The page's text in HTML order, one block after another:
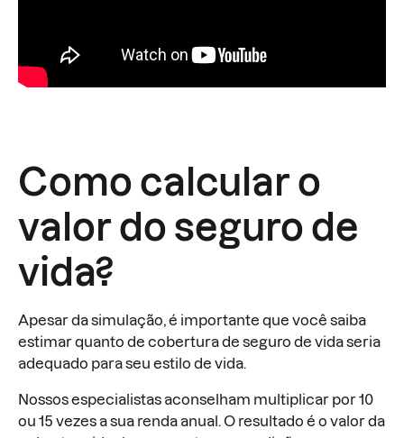
Como calcular o
valor do seguro de
vida?
Apesar da simulação, é importante que você saiba
estimar quanto de cobertura de seguro de vida seria
adequado para seu estilo de vida.
Nossos especialistas aconselham multiplicar por 10
ou 15 vezes a sua renda anual. O resultado é o valor da